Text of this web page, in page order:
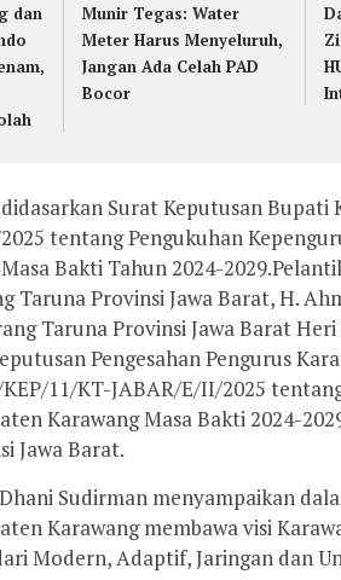
dan
Munir Tegas: Water
Meter Harus Menyeluruh,
Jangan Ada Celah PAD
Bocor
Surat Keputusan Bupati
tentang Pengukuhan
Bakti Tahun 2024-
Taruna Provinsi Jawa Barat, H.
Taruna Provinsi Jawa Barat Heri
Pengesahan Pengurus
11/KT-JABAR/E/II/2025
Karawang Masa Bakti 2024-
Jawa Barat.
Sudirman menyampaikan
Karawang membawa visi
Modern, Adaptif, Jaringan dan